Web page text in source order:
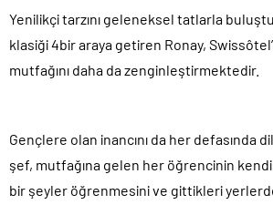
Yenilikçi tarzını geleneksel tatlarla
klasiği 4bir araya getiren Ronay,
mutfağını daha da zenginleştirmektedir.
Gençlere olan inancını da her defasında
şef, mutfağına gelen her öğrencinin
bir şeyler öğrenmesini ve gittikleri